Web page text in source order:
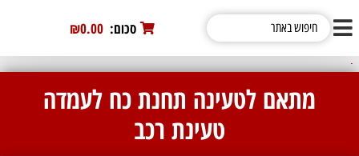
סכום: ₪0.00
מתאם לטעינה תחנת כח לעמדה
טעינת רכב